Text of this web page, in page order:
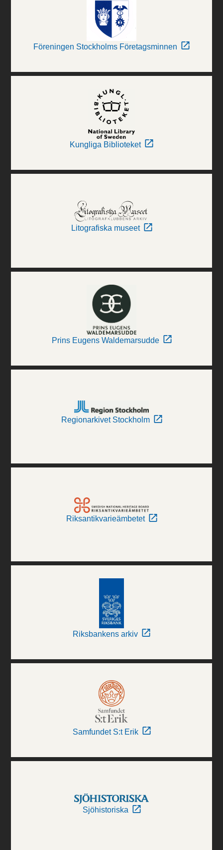
Föreningen Stockholms Företagsminnen
Kungliga Biblioteket
Litografiska museet
Prins Eugens Waldemarsudde
Regionarkivet Stockholm
Riksantikvarieämbetet
Riksbankens arkiv
Samfundet S:t Erik
Sjöhistoriska